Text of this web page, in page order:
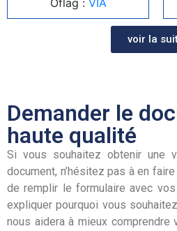
Oflag : VIA
voir la
Demander le
haute qualité
Si vous souhaitez obtenir une
document, n’hésitez pas à en
de remplir le formulaire avec
expliquer pourquoi vous
nous aidera à mieux